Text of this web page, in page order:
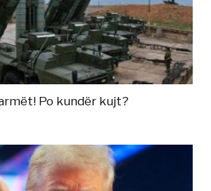
Po kundër kujt?